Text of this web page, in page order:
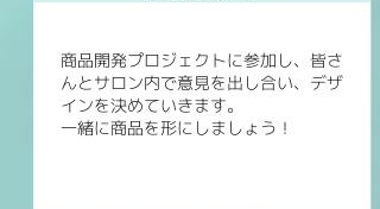
商品開発プロジェクトに参加し、皆さ
んとサロン内で意見を出し合い、デザ
インを決めていきます。
一緒に商品を形にしましょう！